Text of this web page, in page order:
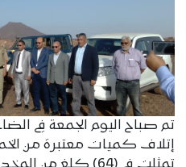
تم صباح اليوم الجمعة في
إتلاف كميات معتبرة من